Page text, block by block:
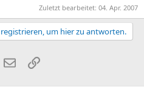
Zuletzt bearbeitet: 04. Apr. 2007
um hier zu antworten.
E-MailLink